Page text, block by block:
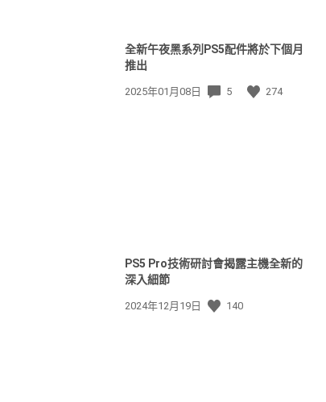
全新午夜黑系列PS5配件將於下個月
推出
發
2025年01月08日 5 274
PS5 Pro技術研討會揭露主機全新的
深入細節
發
2024年12月19日 140